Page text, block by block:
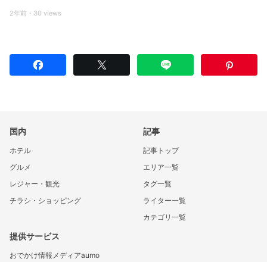
2年前・30 views
国内
ホテル
グルメ
レジャー・観光
チラシ・ショッピング
記事
記事トップ
エリア一覧
タグ一覧
ライター一覧
カテゴリ一覧
提供サービス
おでかけ情報メディアaumo